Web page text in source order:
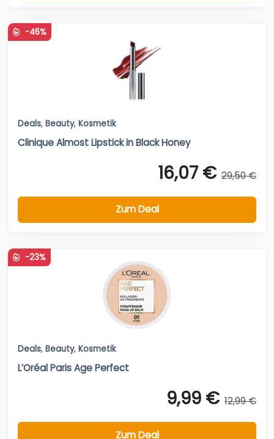
-46%
Deals, Beauty, Kosmetik
Clinique Almost Lipstick in Black Honey
16,07 € 29,50 €
Zum Deal
-23%
Deals, Beauty, Kosmetik
L’Oréal Paris Age Perfect
9,99 € 12,99 €
Zum Deal